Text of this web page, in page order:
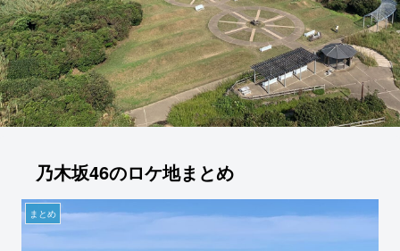
乃木坂46のロケ地まとめ
まとめ